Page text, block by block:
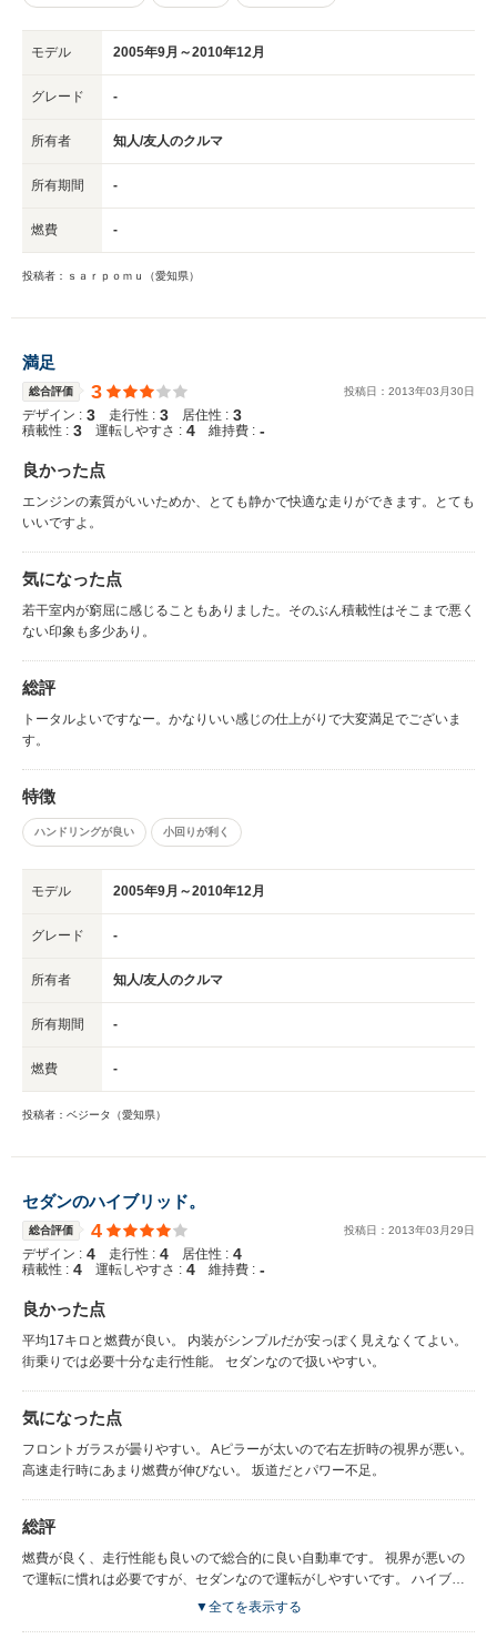
モデル 2005年9月～2010年12月
グレード -
所有者 知人/友人のクルマ
所有期間 -
燃費 -
投稿者：ｓａｒｐｏｍｕ（愛知県）
満足
総合評価 3 投稿日： 2013年03 月30日
デザイン : 3 走行性 : 3 居住性 : 3
積載性 : 3 運転しやすさ : 4 維持費 : -
良かった点
エンジンの素質がいいためか、とても静かで快適な走りができます。とても
いいですよ。
気になった点
若干室内が窮屈に感じることもありました。そのぶん積載性はそこまで悪く
ない印象も多少あり。
総評
トータルよいですなー。かなりいい感じの仕上がりで大変満足でございま
す。
特徴
ハンドリングが良い 小回りが利く
モデル 2005年9月～2010年12月
グレード -
所有者 知人/友人のクルマ
所有期間 -
燃費 -
投稿者：ベジータ（愛知県）
セダンのハイブリッド。
総合評価 4 投稿日： 2013年03 月29日
デザイン : 4 走行性 : 4 居住性 : 4
積載性 : 4 運転しやすさ : 4 維持費 : -
良かった点
平均17キロと燃費が良い。 内装がシンプルだが安っぽく見えなくてよい。
街乗りでは必要十分な走行性能。 セダンなので扱いやすい。
気になった点
フロントガラスが曇りやすい。 Aピラーが太いので右左折時の視界が悪い。
高速走行時にあまり燃費が伸びない。 坂道だとパワー不足。
総評
燃費が良く、走行性能も良いので総合的に良い自動車です。 視界が悪いの
で運転に慣れは必要ですが、セダンなので運転がしやすいです。 ハイブリ
ッドっぽくないデザインも良いと思います。
▼全てを表示する